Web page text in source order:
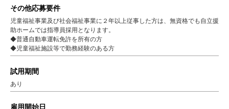
その他応募要件
児童福祉事業及び社会福祉事業に２年以上従事した方は、無資格でも自立援
助ホームでは指導員採用となります。
◆普通自動車運転免許を所有の方
◆児童福祉施設等で勤務経験のある方
試用期間
あり
雇用開始日